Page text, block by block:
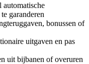
automatische
garanderen
bonussen of
uitgaven en pas
uit bijbanen of overuren